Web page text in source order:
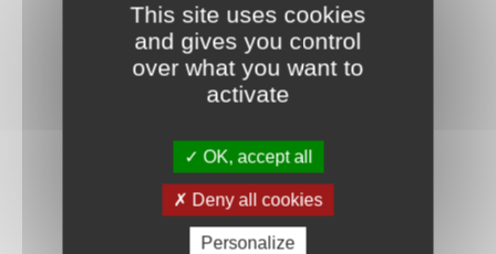
This site uses cookies
and gives you control
over what you want to
activate
OK, accept all
Deny all cookies
Personalize